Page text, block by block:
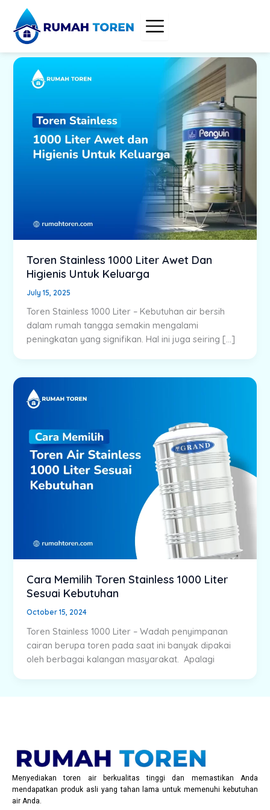
content
Toren Stainless 1000 Liter Awet Dan
Higienis Untuk Keluarga
July 15, 2025
Toren Stainless 1000 Liter – Kebutuhan air bersih
dalam rumah tangga semakin mengalami
peningkatan yang signifikan. Hal ini juga seiring […]
Cara Memilih Toren Stainless 1000 Liter
Sesuai Kebutuhan
October 15, 2024
Toren Stainless 1000 Liter – Wadah penyimpanan
cairan berupa toren pada saat ini banyak dipakai
oleh berbagai kalangan masyarakat. Apalagi
Menyediakan toren air berkualitas tinggi dan memastikan Anda
mendapatkan produk asli yang tahan lama untuk memenuhi kebutuhan
air Anda.